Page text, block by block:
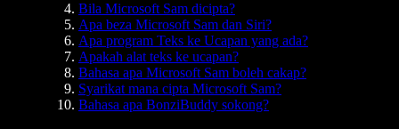
Bila Microsoft Sam dicipta?
Apa beza Microsoft Sam dan Siri?
Apa program Teks ke Ucapan yang ada?
Apakah alat teks ke ucapan?
Bahasa apa Microsoft Sam boleh cakap?
Syarikat mana cipta Microsoft Sam?
Bahasa apa BonziBuddy sokong?